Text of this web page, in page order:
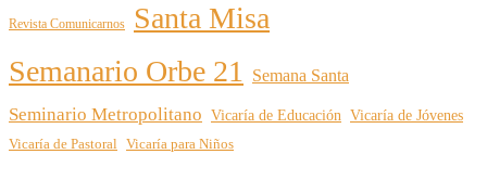
Revista Comunicarnos
Santa Misa
Semanario Orbe 21
Semana Santa
Seminario Metropolitano Vicaría de Educación Vicaría de Jóvenes
Vicaría de Pastoral Vicaría para Niños